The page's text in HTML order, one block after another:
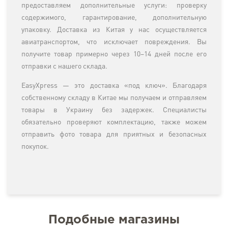
предоставляем дополнительные услуги: проверку
содержимого, гарантирование, дополнительную
упаковку. Доставка из Китая у нас осуществляется
авиатранспортом, что исключает повреждения. Вы
получите товар примерно через 10–14 дней после его
отправки с нашего склада.
EasyXpress — это доставка «под ключ». Благодаря
собственному складу в Китае мы получаем и отправляем
товары в Украину без задержек. Специалисты
обязательно проверяют комплектацию, также можем
отправить фото товара для приятных и безопасных
покупок.
Подобные магазины